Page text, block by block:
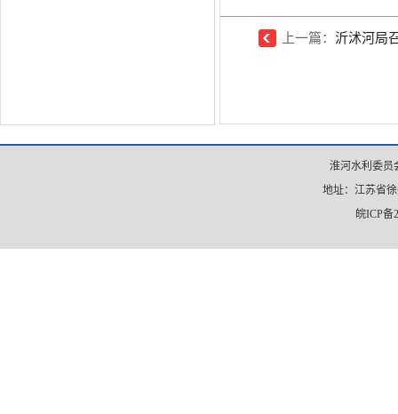
上一篇： 沂沭河局
淮河水利委员
地址：江苏省
皖ICP备